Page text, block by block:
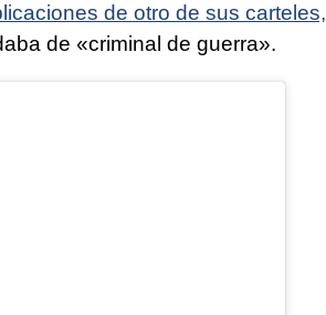
de otro de sus carteles,
de «criminal de guerra».